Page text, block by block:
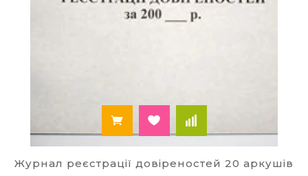
Журнал реєстрації довіреностей 20 аркушів